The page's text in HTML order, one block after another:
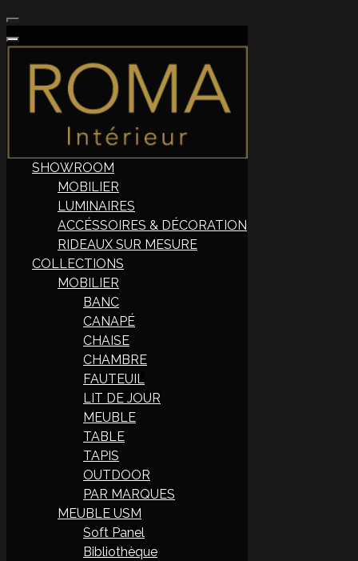
SHOWROOM
MOBILIER
LUMINAIRES
ACCÉSSOIRES & DÉCORATION
RIDEAUX SUR MESURE
COLLECTIONS
MOBILIER
BANC
CANAPÉ
CHAISE
CHAMBRE
FAUTEUIL
LIT DE JOUR
MEUBLE
TABLE
TAPIS
OUTDOOR
PAR MARQUES
MEUBLE USM
Soft Panel
Bibliothèque